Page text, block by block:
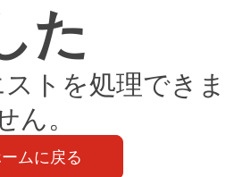
た
トを処理できま
ん。
ムに戻る